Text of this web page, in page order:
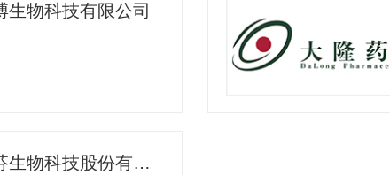
生物科技有限公司
北京瑞芬生物科技股份有限公司